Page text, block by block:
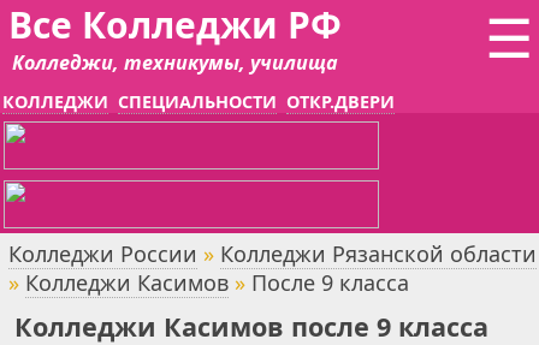
☰
Все Колледжи РФ
Колледжи, техникумы, училища
КОЛЛЕДЖИ СПЕЦИАЛЬНОСТИ ОТКР.ДВЕРИ
Колледжи России » Колледжи Рязанской области
» Колледжи Касимов » После 9 класса
Колледжи Касимов после 9 класса